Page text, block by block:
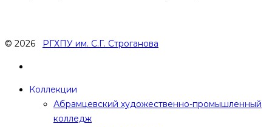
© 2026 РГХПУ им. С.Г. Строганова
Коллекции
Абрамцевский художественно-промышленный
колледж